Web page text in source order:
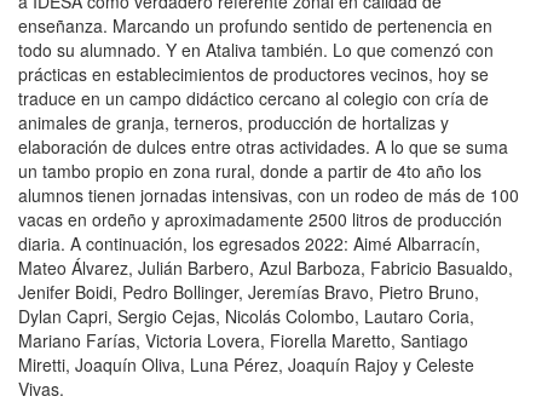
enseñanza. Marcando un profundo sentido de pertenencia en
todo su alumnado. Y en Ataliva también. Lo que comenzó con
prácticas en establecimientos de productores vecinos, hoy se
traduce en un campo didáctico cercano al colegio con cría de
animales de granja, terneros, producción de hortalizas y
elaboración de dulces entre otras actividades. A lo que se suma
un tambo propio en zona rural, donde a partir de 4to año los
alumnos tienen jornadas intensivas, con un rodeo de más de 100
vacas en ordeño y aproximadamente 2500 litros de producción
diaria. A continuación, los egresados 2022: Aimé Albarracín,
Mateo Álvarez, Julián Barbero, Azul Barboza, Fabricio Basualdo,
Jenifer Boidi, Pedro Bollinger, Jeremías Bravo, Pietro Bruno,
Dylan Capri, Sergio Cejas, Nicolás Colombo, Lautaro Coria,
Mariano Farías, Victoria Lovera, Fiorella Maretto, Santiago
Miretti, Joaquín Oliva, Luna Pérez, Joaquín Rajoy y Celeste
Vivas.